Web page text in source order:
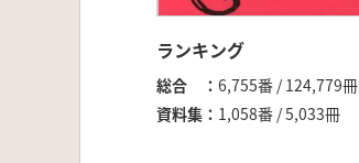
ランキング
総合
6,755番 / 124,779冊
資料集
1,058番 / 5,033冊